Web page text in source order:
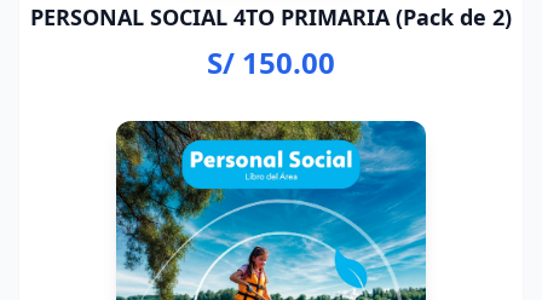
PERSONAL SOCIAL 4TO PRIMARIA (Pack de 2)
S/ 150.00